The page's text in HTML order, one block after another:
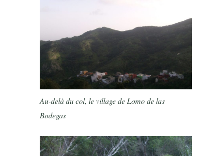
Au-delà du col, le village de Lomo de las
Bodegas